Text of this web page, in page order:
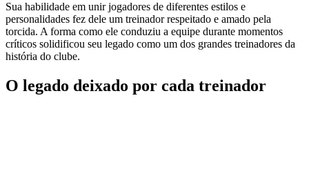
Sua habilidade em unir jogadores de diferentes estilos e
personalidades fez dele um treinador respeitado e amado pela
torcida. A forma como ele conduziu a equipe durante momentos
críticos solidificou seu legado como um dos grandes treinadores da
história do clube.
O legado deixado por cada treinador